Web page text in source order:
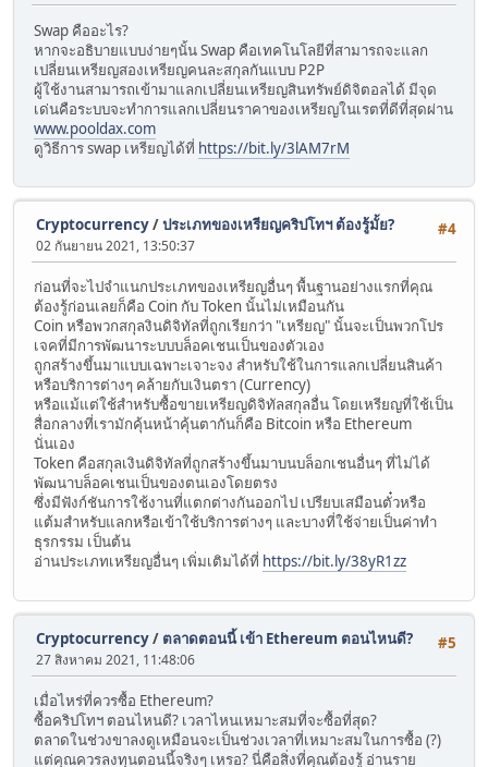
Swap คืออะไร?
หากจะอธิบายแบบง่ายๆนั้น Swap คือเทคโนโลยีที่สามารถจะแลก
เปลี่ยนเหรียญสองเหรียญคนละสกุลกันแบบ P2P
ผู้ใช้งานสามารถเข้ามาแลกเปลี่ยนเหรียญสินทรัพย์ดิจิตอลได้ มีจุด
เด่นคือระบบจะทำการแลกเปลี่ยนราคาของเหรียญในเรตที่ดีที่สุดผ่าน
www.pooldax.com
ดูวิธีการ swap เหรียญได้ที่ https://bit.ly/3lAM7rM
#4
Cryptocurrency/ประเภทของเหรียญคริปโทฯ ต้องรู้มั้ย?
02 กันยายน 2021, 13:50:37
ก่อนที่จะไปจำแนกประเภทของเหรียญอื่นๆ พื้นฐานอย่างแรกที่คุณ
ต้องรู้ก่อนเลยก็คือ Coin กับ Token นั้นไม่เหมือนกัน
Coin หรือพวกสกุลงินดิจิทัลที่ถูกเรียกว่า "เหรียญ" นั้นจะเป็นพวกโปร
เจคที่มีการพัฒนาระบบบล็อคเชนเป็นของตัวเอง
ถูกสร้างขึ้นมาแบบเฉพาะเจาะจง สำหรับใช้ในการแลกเปลี่ยนสินค้า
หรือบริการต่างๆ คล้ายกับเงินตรา (Currency)
หรือแม้แต่ใช้สำหรับซื้อขายเหรียญดิจิทัลสกุลอื่น โดยเหรียญที่ใช้เป็น
สื่อกลางที่เรามักคุ้นหน้าคุ้นตากันก็คือ Bitcoin หรือ Ethereum
นั่นเอง
Token คือสกุลเงินดิจิทัลที่ถูกสร้างขึ้นมาบนบล็อกเชนอื่นๆ ที่ไม่ได้
พัฒนาบล็อคเชนเป็นของตนเองโดยตรง
ซึ่งมีฟังก์ชันการใช้งานที่แตกต่างกันออกไป เปรียบเสมือนตั๋วหรือ
แต้มสำหรับแลกหรือเข้าใช้บริการต่างๆ และบางที่ใช้จ่ายเป็นค่าทำ
ธุรกรรม เป็นต้น
อ่านประเภทเหรียญอื่นๆ เพิ่มเติมได้ที่ https://bit.ly/38yR1zz
#5
Cryptocurrency/ ตลาดตอนนี้ เข้า Ethereum ตอนไหนดี?
27 สิงหาคม 2021, 11:48:06
เมื่อไหร่ที่ควรซื้อ Ethereum?
ซื้อคริปโทฯ ตอนไหนดี? เวลาไหนเหมาะสมที่จะซื้อที่สุด?
ตลาดในช่วงขาลงดูเหมือนจะเป็นช่วงเวลาที่เหมาะสมในการซื้อ (?)
แต่คุณควรลงทุนตอนนี้จริงๆ เหรอ? นี่คือสิ่งที่คุณต้องรู้ อ่านราย